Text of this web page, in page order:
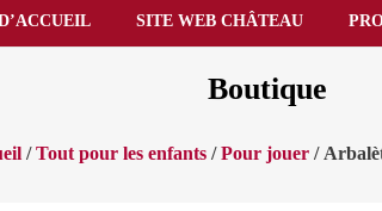
SITE WEB CHÂTEAU
Boutique
/Tout pour les enfants/Pour jouer/